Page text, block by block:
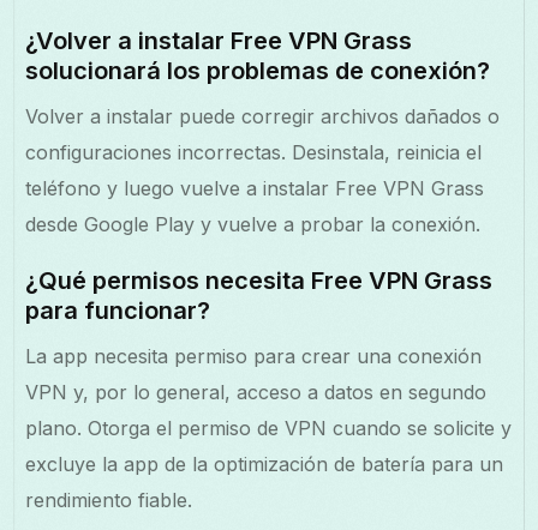
¿Volver a instalar Free VPN Grass
solucionará los problemas de conexión?
Volver a instalar puede corregir archivos dañados o
configuraciones incorrectas. Desinstala, reinicia el
teléfono y luego vuelve a instalar Free VPN Grass
desde Google Play y vuelve a probar la conexión.
¿Qué permisos necesita Free VPN Grass
para funcionar?
La app necesita permiso para crear una conexión
VPN y, por lo general, acceso a datos en segundo
plano. Otorga el permiso de VPN cuando se solicite y
excluye la app de la optimización de batería para un
rendimiento fiable.